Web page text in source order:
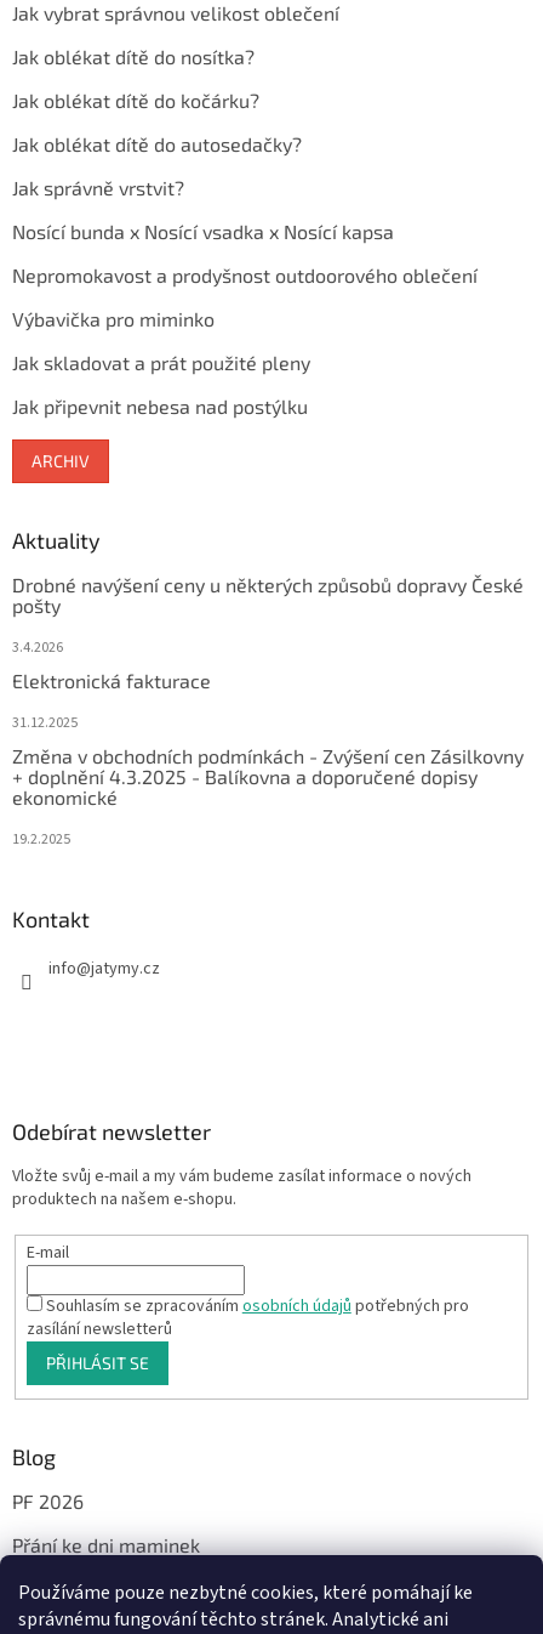
Používáme pouze nezbytné cookies, které pomáhají ke
správnému fungování těchto stránek. Analytické ani
Jak vybrat správnou velikost oblečení
Jak oblékat dítě do nosítka?
Jak oblékat dítě do kočárku?
Jak oblékat dítě do autosedačky?
Jak správně vrstvit?
Nosící bunda x Nosící vsadka x Nosící kapsa
Nepromokavost a prodyšnost outdoorového oblečení
Výbavička pro miminko
Jak skladovat a prát použité pleny
Jak připevnit nebesa nad postýlku
ARCHIV
Aktuality
Drobné navýšení ceny u některých způsobů dopravy České
pošty
3.4.2026
Elektronická fakturace
31.12.2025
Změna v obchodních podmínkách - Zvýšení cen Zásilkovny
+ doplnění 4.3.2025 - Balíkovna a doporučené dopisy
ekonomické
19.2.2025
Kontakt
info@jatymy.cz
Odebírat newsletter
Vložte svůj e-mail a my vám budeme zasílat informace o nových
produktech na našem e-shopu.
E-mail
Souhlasím se zpracovánímosobních údajůpotřebných pro
zasílání newsletterů
PŘIHLÁSIT SE
Blog
PF 2026
Přání ke dni maminek